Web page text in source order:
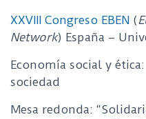
XXVIII Congreso EBEN (
Network) España –
Economía social y
sociedad
Mesa redonda: